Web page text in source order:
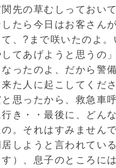
先の草むしっておい
たら今日はお客さん
、?まで咲いたのよ
てあげようと思うの
ったのよ、だから警
た人に起こしてくだ
思ったから、救急車
き・・最後に、どん
。それはすみません
しようと言われてい
）、息子のところに